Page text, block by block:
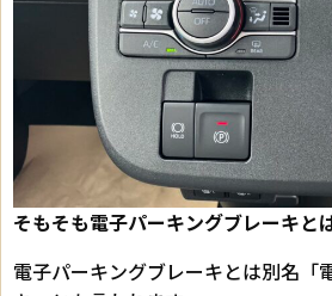
そもそも電子パーキングブレーキと
電子パーキングブレーキとは別名「